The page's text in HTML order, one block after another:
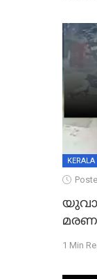
KERALA
1 Min